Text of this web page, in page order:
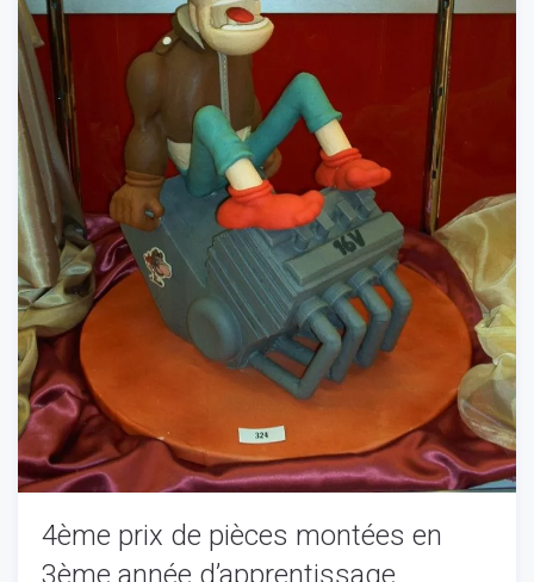
4ème prix de pièces montées en
3ème année d’apprentissage